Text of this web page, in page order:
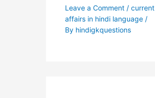
Leave a Comment / current
affairs in hindi language/
By hindigkquestions